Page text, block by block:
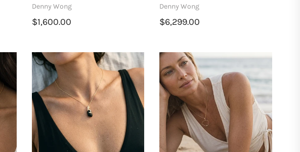
Denny Wong
$1,600.00
Denny Wong
$6,299.00